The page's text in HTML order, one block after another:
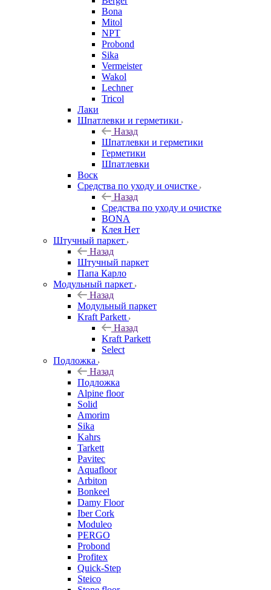
Bona
Mitol
NPT
Probond
Sika
Vermeister
Wakol
Lechner
Tricol
Лаки
Шпатлевки и герметики
Назад
Шпатлевки и герметики
Герметики
Шпатлевки
Воск
Средства по уходу и очистке
Назад
Средства по уходу и очистке
BONA
Клея Нет
Штучный паркет
Назад
Штучный паркет
Папа Карло
Модульный паркет
Назад
Модульный паркет
Kraft Parkett
Назад
Kraft Parkett
Select
Подложка
Назад
Подложка
Alpine floor
Solid
Amorim
Sika
Kahrs
Tarkett
Pavitec
Aquafloor
Arbiton
Bonkeel
Damy Floor
Iber Cork
Moduleo
PERGO
Probond
Profitex
Quick-Step
Steico